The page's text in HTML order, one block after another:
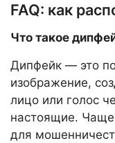
FAQ: как
Что такое
Дипфейк — это
изображение,
лицо или голос
настоящие. Чаще
для